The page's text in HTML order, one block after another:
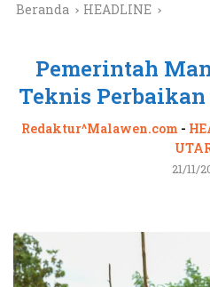
Beranda HEADLINE
Pemerintah
Teknis
Redaktur^Malawen.com -
21/11/